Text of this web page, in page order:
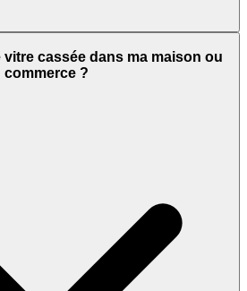
vitre cassée dans ma maison ou
commerce ?